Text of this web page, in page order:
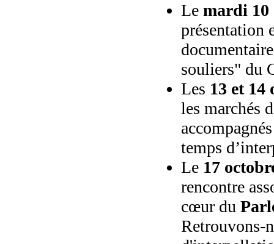
Le mardi 10
présentation
souliers" du
Les 13 et 14
les marchés
temps
Le 17
rencontre
cœur du
Retrouvons-